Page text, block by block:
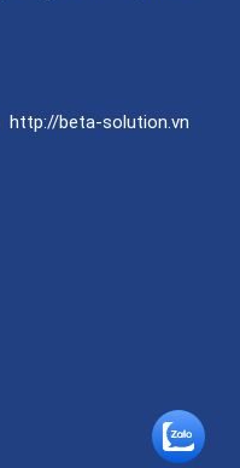
http://beta-solution.vn